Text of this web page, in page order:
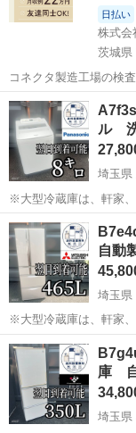
日払い
株式会
茨城県
コネクタ製造工場の検
日128日★クリーンルー
★就業先食堂利用可！日
工場のお仕事 ◇コネク
茨城 常陸大宮市
ル
埼玉県
※大型冷蔵庫は、軒家、
は対応できますが…
埼玉 志木市 志
自動
埼玉県
※大型冷蔵庫は、軒家、
は対応できますが…
埼玉 新座市
庫
埼玉県